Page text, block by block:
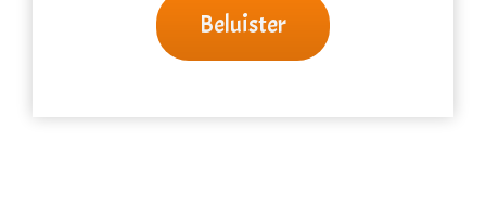
Beluister